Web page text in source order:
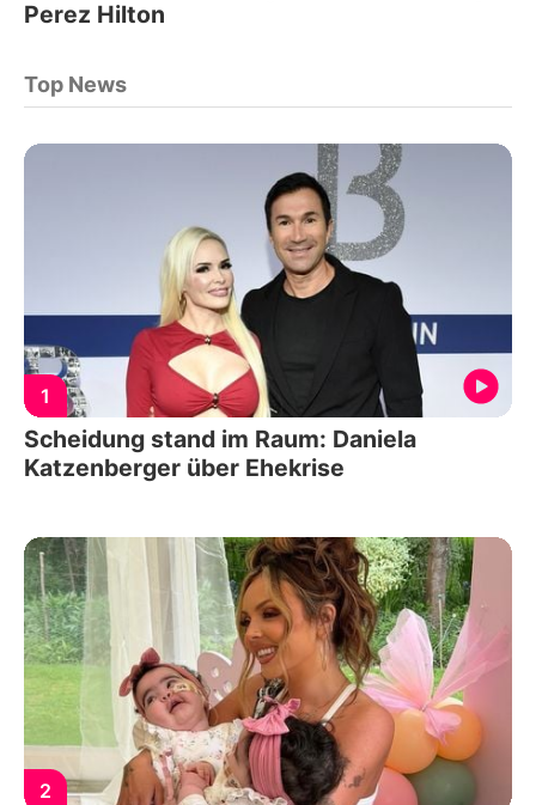
Perez Hilton
Top News
1
Scheidung stand im Raum: Daniela
Katzenberger über Ehekrise
2